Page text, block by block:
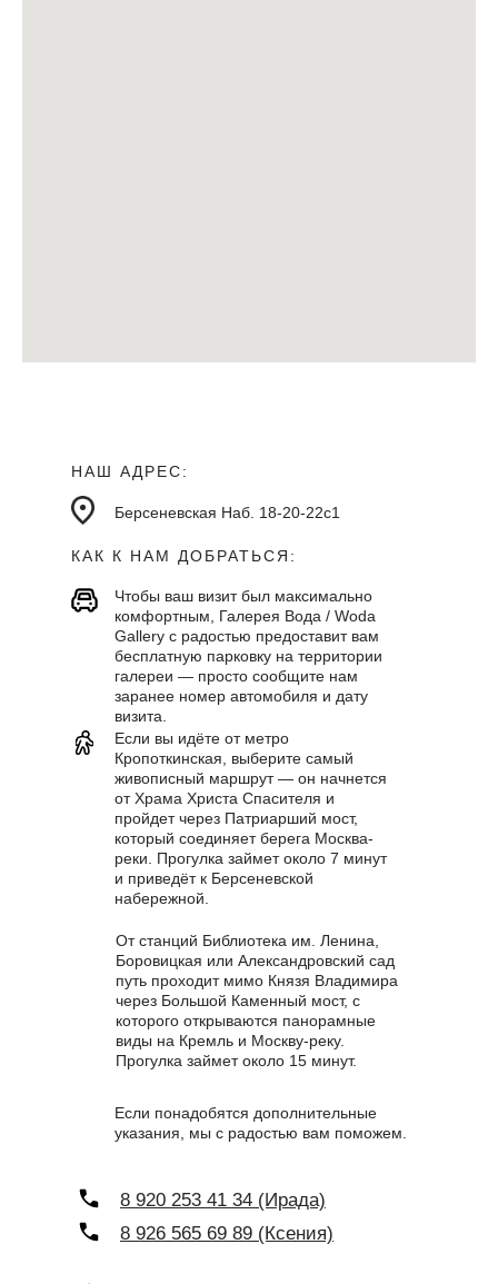
8 920 253 41 34 (Ирада)
8 926 565 69 89 (Ксения)
Берсеневская Наб. 18-20-22с1
НАШ АДРЕС:
КАК К НАМ ДОБРАТЬСЯ:
Чтобы ваш визит был максимально
комфортным, Галерея Вода / Woda
Gallery с радостью предоставит вам
бесплатную парковку на территории
галереи — просто сообщите нам
заранее номер автомобиля и дату
визита.
Если вы идёте от метро
Кропоткинская, выберите самый
живописный маршрут — он начнется
от Храма Христа Спасителя и
пройдет через Патриарший мост,
который соединяет берега Москва-
реки. Прогулка займет около 7 минут
и приведёт к Берсеневской
набережной.
От станций Библиотека им. Ленина,
Боровицкая или Александровский сад
путь проходит мимо Князя Владимира
через Большой Каменный мост, с
которого открываются панорамные
виды на Кремль и Москву-реку.
Прогулка займет около 15 минут.
Если понадобятся дополнительные
указания, мы с радостью вам поможем.